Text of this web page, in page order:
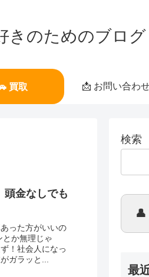
きのためのブログ
買取 📩 お問い合わ
頭金なしでも
った方がいいの
か無理じゃ
！社会人になっ
ガラッと...
検索
最